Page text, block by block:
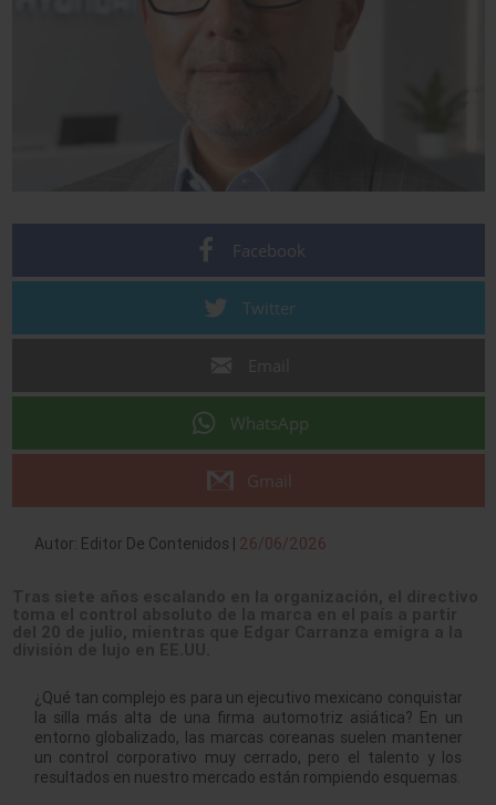
Facebook
Twitter
WhatsApp
Gmail
Autor: Editor De Contenidos | 26/06/2026
¿Qué tan complejo es para un ejecutivo mexicano conquistar
la silla más alta de una firma automotriz asiática? En un
entorno globalizado, las marcas coreanas suelen mantener
un control corporativo muy cerrado, pero el talento y los
resultados en nuestro mercado están rompiendo esquemas.